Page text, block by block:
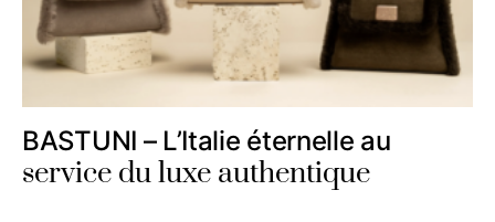
BASTUNI – L’Italie éternelle au
service du luxe authentique